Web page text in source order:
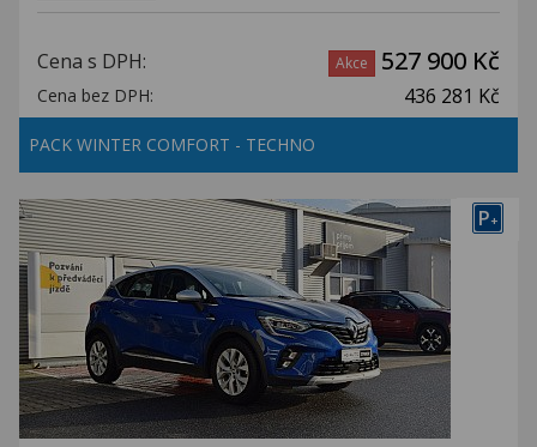
Cena s DPH: Akce 527 900 Kč
Cena bez DPH: 436 281 Kč
PACK WINTER COMFORT - TECHNO
P+